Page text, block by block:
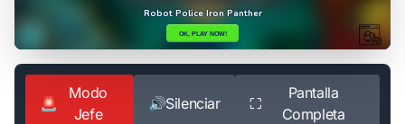
🚨
Modo
Jefe
🔊Silenciar ⛶
Pantalla
Completa